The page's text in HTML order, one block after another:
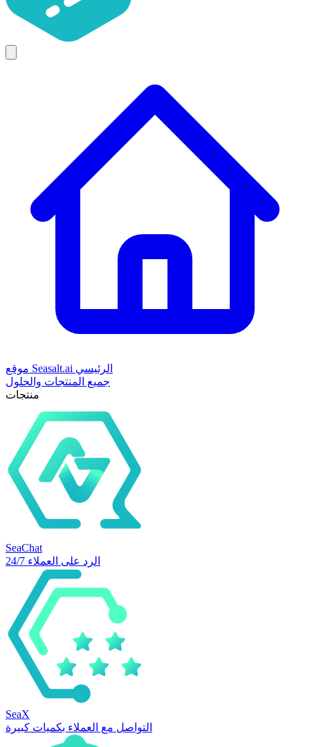
موقع Seasalt.ai الرئيسي
جميع المنتجات والحلول
منتجات
SeaChat
الرد على العملاء 24/7
SeaX
التواصل مع العملاء بكميات كبيرة